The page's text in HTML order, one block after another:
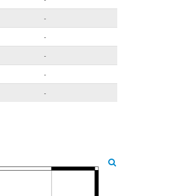
-
-
-
-
-